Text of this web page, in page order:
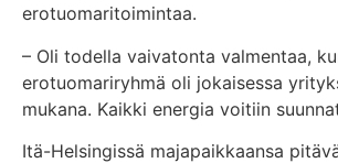
erotuomaritoimintaa.
– Oli todella vaivatonta valmentaa,
erotuomariryhmä oli jokaisessa
mukana. Kaikki energia voitiin
Itä-Helsingissä majapaikkaansa